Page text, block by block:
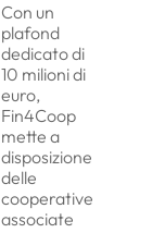
Con un
plafond
dedicato di
10 milioni di
euro,
Fin4Coop
mette a
disposizione
delle
cooperative
associate